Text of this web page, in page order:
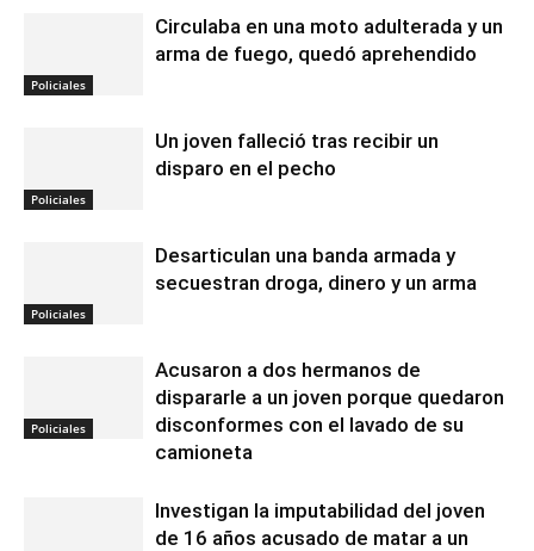
Policiales
Circulaba en una moto adulterada y un
arma de fuego, quedó aprehendido
Policiales
Un joven falleció tras recibir un
disparo en el pecho
Policiales
Desarticulan una banda armada y
secuestran droga, dinero y un arma
Policiales
Acusaron a dos hermanos de
dispararle a un joven porque quedaron
disconformes con el lavado de su
camioneta
Investigan la imputabilidad del joven
de 16 años acusado de matar a un